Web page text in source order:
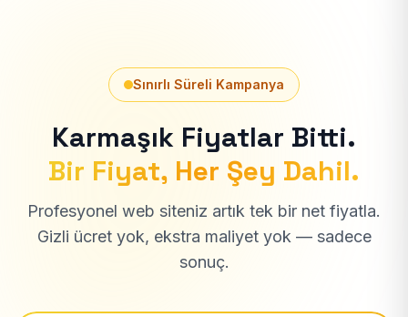
Sınırlı Süreli Kampanya
Karmaşık Fiyatlar Bitti.
Bir Fiyat, Her Şey Dahil.
Profesyonel web siteniz artık tek bir net fiyatla.
Gizli ücret yok, ekstra maliyet yok — sadece
sonuç.